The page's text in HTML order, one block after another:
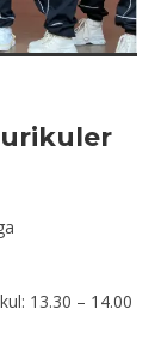
13.30 – 14.00